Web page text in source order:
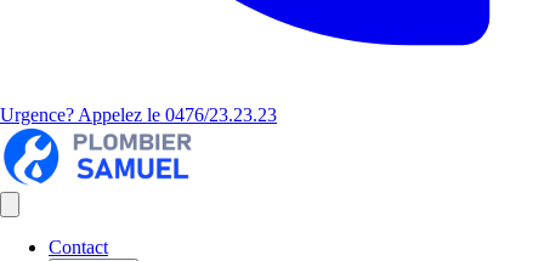
Urgence? Appelez le 0476/23.23.23
Contact